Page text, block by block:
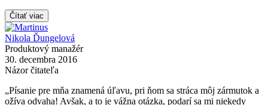
Čítať viac
Nikola Ďungelová
Produktový manažér
30. decembra 2016
Názor čitateľa
„Písanie pre mňa znamená úľavu, pri ňom sa stráca môj zármutok a
ožíva odvaha! Avšak, a to je vážna otázka, podarí sa mi niekedy